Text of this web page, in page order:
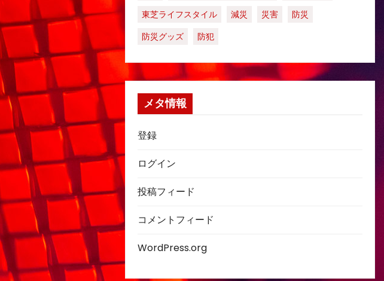
東芝ライフスタイル
減災 災害
防災
防災グッズ
防犯
メタ情報
登録
ログイン
投稿フィード
コメントフィード
WordPress.org